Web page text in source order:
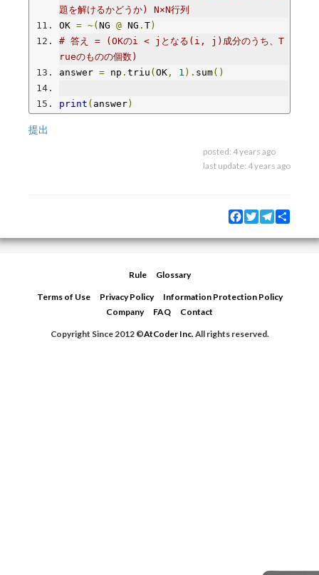
題を解けるかどうか) N×N行列
OK = ~( NG @ NG . T)
# 答え = (OKのi < jとなる(i, j)成分のうち、T
rueのものの個数)
answer = np . triu ( OK , 1 ). sum()
print ( answer)
提出
posted: 4 years ago
last update: 4 years ago
Facebook
TwitterTelegram
Rule Glossary
Terms of Use Privacy Policy
Information Protection Policy
Company
FAQ Contact
Copyright Since 2012 ©AtCoder Inc.All rights reserved.